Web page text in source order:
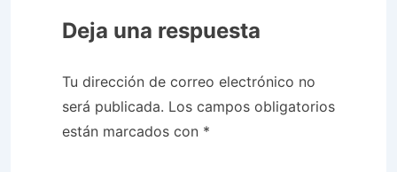
Deja una respuesta
Tu dirección de correo electrónico no
será publicada. Los campos obligatorios
están marcados con *